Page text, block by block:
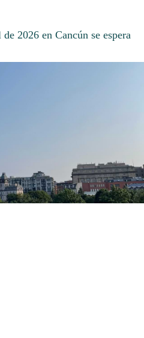
2026 en Cancún se espera